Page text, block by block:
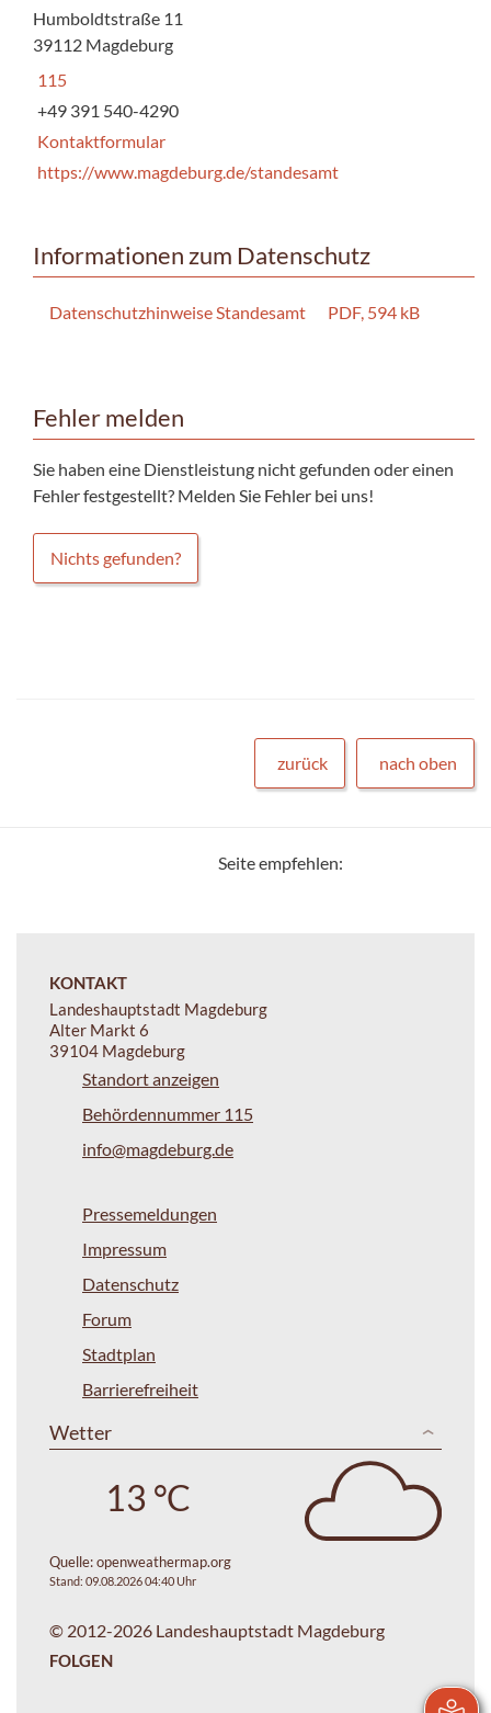
Humboldtstraße 11
39112 Magdeburg
115
+49 391 540-4290
Kontaktformular
https://www.magdeburg.de/standesamt
Informationen zum Datenschutz
Datenschutzhinweise Standesamt PDF, 594 kB
Fehler melden
Sie haben eine Dienstleistung nicht gefunden oder einen
Fehler festgestellt? Melden Sie Fehler bei uns!
Nichts gefunden?
zurück nach oben
Seite empfehlen:
KONTAKT
Landeshauptstadt Magdeburg
Alter Markt 6
39104 Magdeburg
Standort anzeigen
Behördennummer 115
info@magdeburg.de
Pressemeldungen
Impressum
Datenschutz
Forum
Stadtplan
Barrierefreiheit
Wetter
13 °C
Quelle:openweathermap.org
Stand: 09.08.2026 04:40 Uhr
© 2012-2026 Landeshauptstadt Magdeburg
FOLGEN